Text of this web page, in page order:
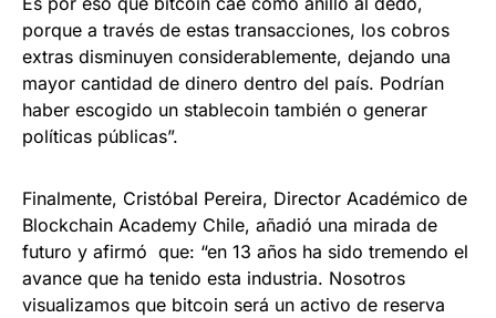
porque a través de estas transacciones, los cobros
extras disminuyen considerablemente, dejando una
mayor cantidad de dinero dentro del país. Podrían
haber escogido un stablecoin también o generar
políticas públicas”.
Finalmente, Cristóbal Pereira, Director Académico de
Blockchain Academy Chile, añadió una mirada de
futuro y afirmó que: “en 13 años ha sido tremendo el
avance que ha tenido esta industria. Nosotros
visualizamos que bitcoin será un activo de reserva